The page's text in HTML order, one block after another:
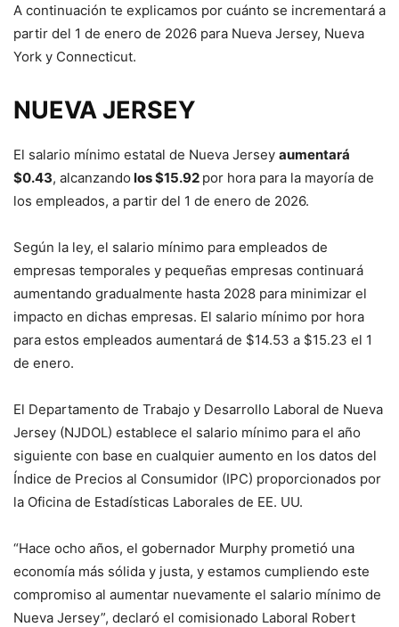
A continuación te explicamos por cuánto se incrementará a
partir del 1 de enero de 2026 para Nueva Jersey, Nueva
York y Connecticut.
NUEVA JERSEY
El salario mínimo estatal de Nueva Jersey aumentará
$0.43, alcanzando los $15.92 por hora para la mayoría de
los empleados, a partir del 1 de enero de 2026.
Según la ley, el salario mínimo para empleados de
empresas temporales y pequeñas empresas continuará
aumentando gradualmente hasta 2028 para minimizar el
impacto en dichas empresas. El salario mínimo por hora
para estos empleados aumentará de $14.53 a $15.23 el 1
de enero.
El Departamento de Trabajo y Desarrollo Laboral de Nueva
Jersey (NJDOL) establece el salario mínimo para el año
siguiente con base en cualquier aumento en los datos del
Índice de Precios al Consumidor (IPC) proporcionados por
la Oficina de Estadísticas Laborales de EE. UU.
“Hace ocho años, el gobernador Murphy prometió una
economía más sólida y justa, y estamos cumpliendo este
compromiso al aumentar nuevamente el salario mínimo de
Nueva Jersey”, declaró el comisionado Laboral Robert